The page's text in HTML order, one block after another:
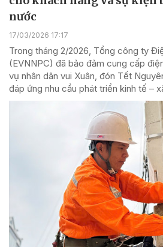
nước
17/03/2026 17:17
Trong tháng 2/2026, Tổng công ty
(EVNNPC) đã bảo đảm cung cấp
vụ nhân dân vui Xuân, đón Tết
đáp ứng nhu cầu phát triển kinh tế –